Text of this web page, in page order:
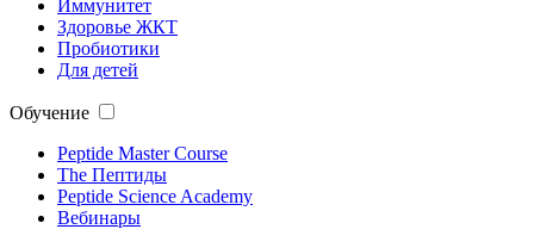
Иммунитет
Здоровье ЖКТ
Пробиотики
Для детей
Обучение
Peptide Master Course
The Пептиды
Peptide Science Academy
Вебинары